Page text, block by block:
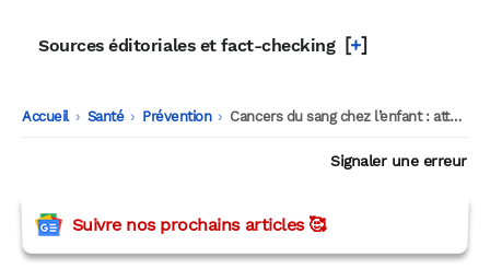
Sources éditoriales et fact-checking [+]
Accueil -
Santé -
Prévention -
Cancers du sang chez l’enfant : attention aux scanners
Signaler une erreur
Suivre nos prochains articles 🥰